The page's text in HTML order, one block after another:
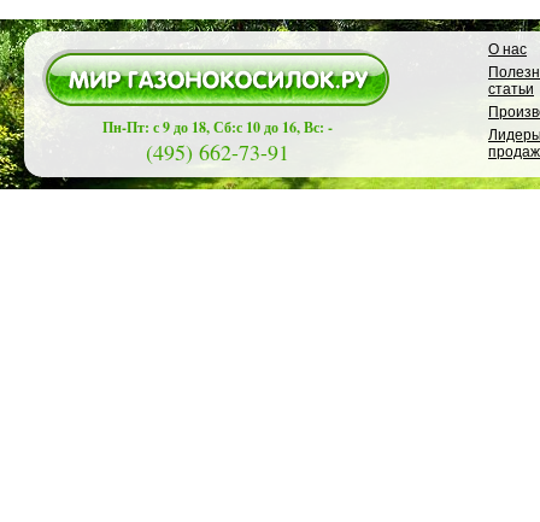
Пн-Пт: с 9 до 18, Сб:с 10 до 16, Вс: -
(495) 662-73-91
О нас
статьи
продаж